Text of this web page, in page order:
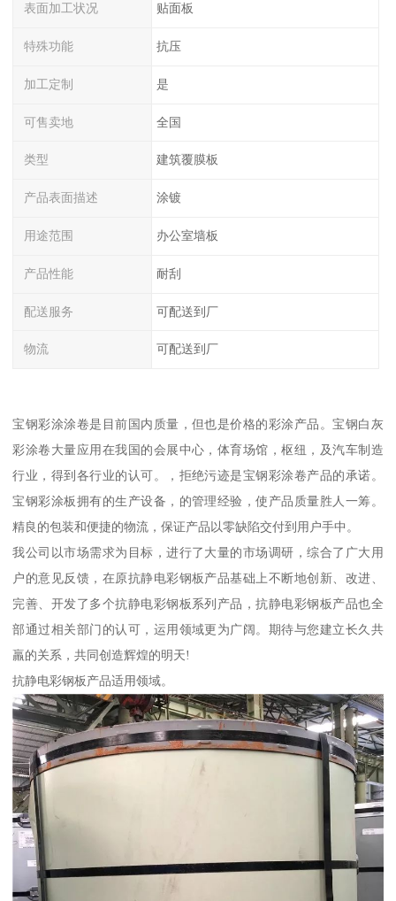
表面加工状况 贴面板
特殊功能 抗压
加工定制 是
可售卖地 全国
类型 建筑覆膜板
产品表面描述 涂镀
用途范围 办公室墙板
产品性能 耐刮
配送服务 可配送到厂
物流 可配送到厂
宝钢彩涂涂卷是目前国内质量，但也是价格的彩涂产品。宝钢白灰
彩涂卷大量应用在我国的会展中心，体育场馆，枢纽，及汽车制造
行业，得到各行业的认可。，拒绝污迹是宝钢彩涂卷产品的承诺。
宝钢彩涂板拥有的生产设备，的管理经验，使产品质量胜人一筹。
精良的包装和便捷的物流，保证产品以零缺陷交付到用户手中。
我公司以市场需求为目标，进行了大量的市场调研，综合了广大用
户的意见反馈，在原抗静电彩钢板产品基础上不断地创新、改进、
完善、开发了多个抗静电彩钢板系列产品，抗静电彩钢板产品也全
部通过相关部门的认可，运用领域更为广阔。期待与您建立长久共
羸的关系，共同创造辉煌的明天!
抗静电彩钢板产品适用领域。